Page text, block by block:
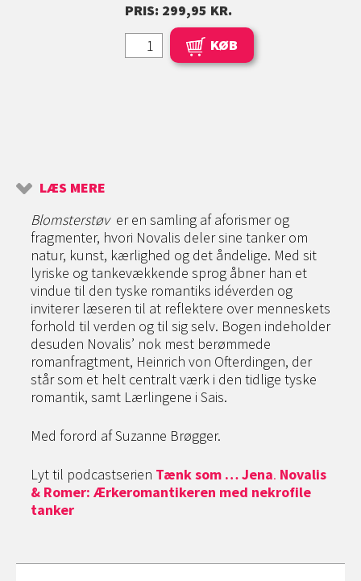
PRIS: 299,95 KR.
KØB
LÆS MERE
Blomsterstøv er en samling af aforismer og
fragmenter, hvori Novalis deler sine tanker om
natur, kunst, kærlighed og det åndelige. Med sit
lyriske og tankevækkende sprog åbner han et
vindue til den tyske romantiks idéverden og
inviterer læseren til at reflektere over menneskets
forhold til verden og til sig selv. Bogen indeholder
desuden Novalis’ nok mest berømmede
romanfragtment, Heinrich von Ofterdingen, der
står som et helt centralt værk i den tidlige tyske
romantik, samt Lærlingene i Sais.
Med forord af Suzanne Brøgger.
Lyt til podcastserien Tænk som … Jena. Novalis
& Romer: Ærkeromantikeren med nekrofile
tanker